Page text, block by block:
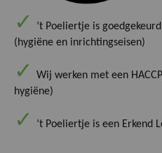
’t Poeliertje is
(hygiëne en inrichtingseisen)
Wij werken met een
hygiëne)
’t Poeliertje is een Erkend